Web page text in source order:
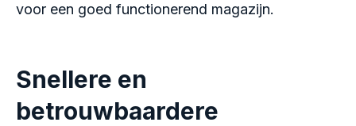
voor een goed functionerend magazijn.
Snellere en
betrouwbaardere